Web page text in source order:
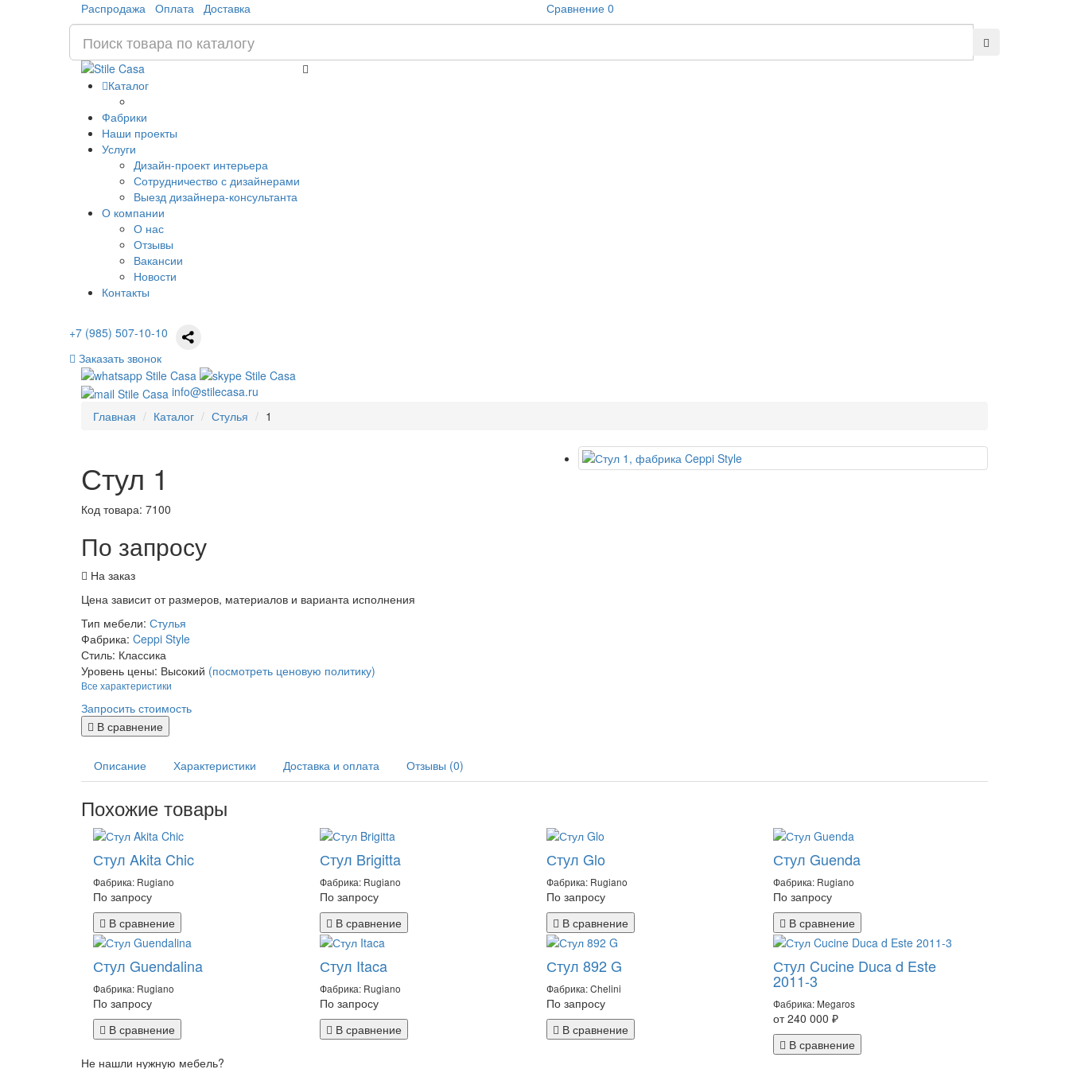
Распродажа Оплата Доставка Сравнение 0
Каталог
Фабрики
Наши проекты
Услуги
Дизайн-проект интерьера
Сотрудничество с дизайнерами
Выезд дизайнера-консультанта
О компании
О нас
Отзывы
Вакансии
Новости
Контакты
+7 (985) 507-10-10
Заказать звонок
info@stilecasa.ru
Главная
Каталог Стулья 1
Стул 1
Код товара: 7100
По запросу
На заказ
Цена зависит от размеров, материалов и варианта исполнения
Тип мебели: Стулья
Фабрика: Ceppi Style
Стиль: Классика
Уровень цены: Высокий (посмотреть ценовую политику)
Все характеристики
Запросить стоимость
В сравнение
Описание Характеристики Доставка и оплата Отзывы (0)
Похожие товары
Стул Akita Chic
Фабрика: Rugiano
По запросу
В сравнение
Стул Brigitta
Фабрика: Rugiano
По запросу
В сравнение
Стул Glo
Фабрика: Rugiano
По запросу
В сравнение
Стул Guenda
Фабрика: Rugiano
По запросу
В сравнение
Стул Guendalina
Фабрика: Rugiano
По запросу
В сравнение
Стул Itaca
Фабрика: Rugiano
По запросу
В сравнение
Стул 892 G
Фабрика: Chelini
По запросу
В сравнение
Стул Cucine Duca d Este
2011-3
Фабрика: Megaros
от 240 000 ₽
В сравнение
Не нашли нужную мебель?